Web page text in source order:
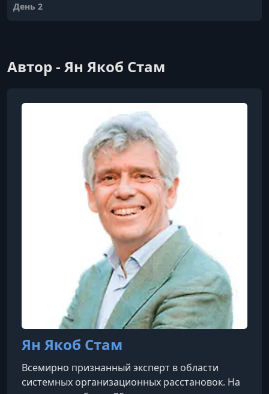
День 2
Автор - Ян Якоб Стам
Ян Якоб Стам
Всемирно признанный эксперт в области
системных организационных расстановок. На